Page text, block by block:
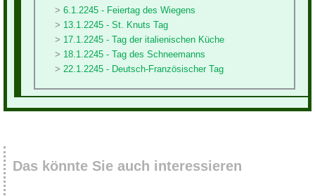
6.1.2245 - Feiertag des Wiegens
13.1.2245 - St. Knuts Tag
17.1.2245 - Tag der italienischen Küche
18.1.2245 - Tag des Schneemanns
22.1.2245 - Deutsch-Französischer Tag
Das könnte Sie auch interessieren